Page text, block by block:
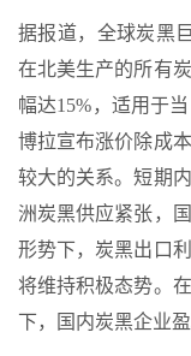
据报道，全球炭黑
在北美生产的所有
幅达15%，适用于
博拉宣布涨价除成
较大的关系。短期
洲炭黑供应紧张，
形势下，炭黑出口
将维持积极态势。
下，国内炭黑企业